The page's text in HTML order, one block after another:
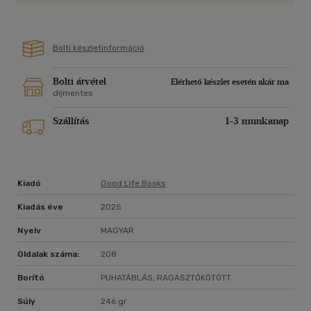
"Uránium Magnum" viharos kihívásaival kell megküzdenie.
Bolti készletinformáció
Bolti átvétel
Elérhető készlet esetén akár ma
díjmentes
Szállítás 1-3 munkanap
Kiadó Good Life Books
Kiadás éve 2025
Nyelv MAGYAR
Oldalak száma: 208
Borító PUHATÁBLÁS, RAGASZTÓKÖTÖTT
Súly 246 gr